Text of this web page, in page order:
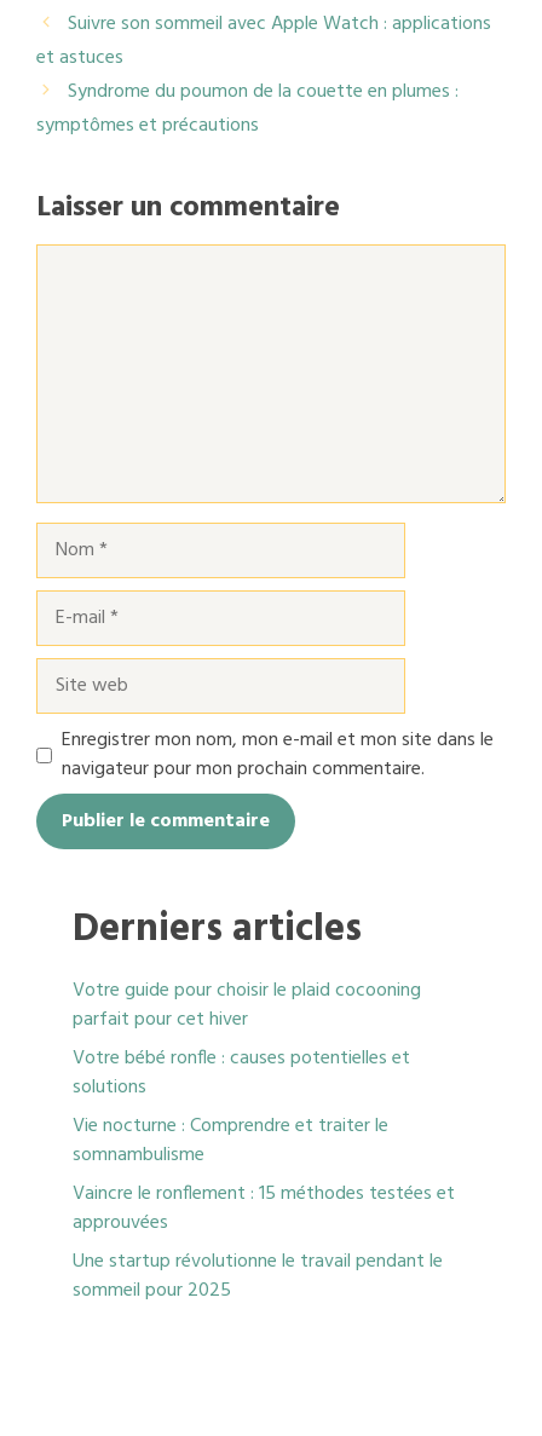
Suivre son sommeil avec Apple Watch : applications
et astuces
Syndrome du poumon de la couette en plumes :
symptômes et précautions
Laisser un commentaire
Nom
mail
Site
web
Enregistrer mon nom, mon e-mail et mon site dans le
navigateur pour mon prochain commentaire.
Derniers articles
Votre guide pour choisir le plaid cocooning
parfait pour cet hiver
Votre bébé ronfle : causes potentielles et
solutions
Vie nocturne : Comprendre et traiter le
somnambulisme
Vaincre le ronflement : 15 méthodes testées et
approuvées
Une startup révolutionne le travail pendant le
sommeil pour 2025